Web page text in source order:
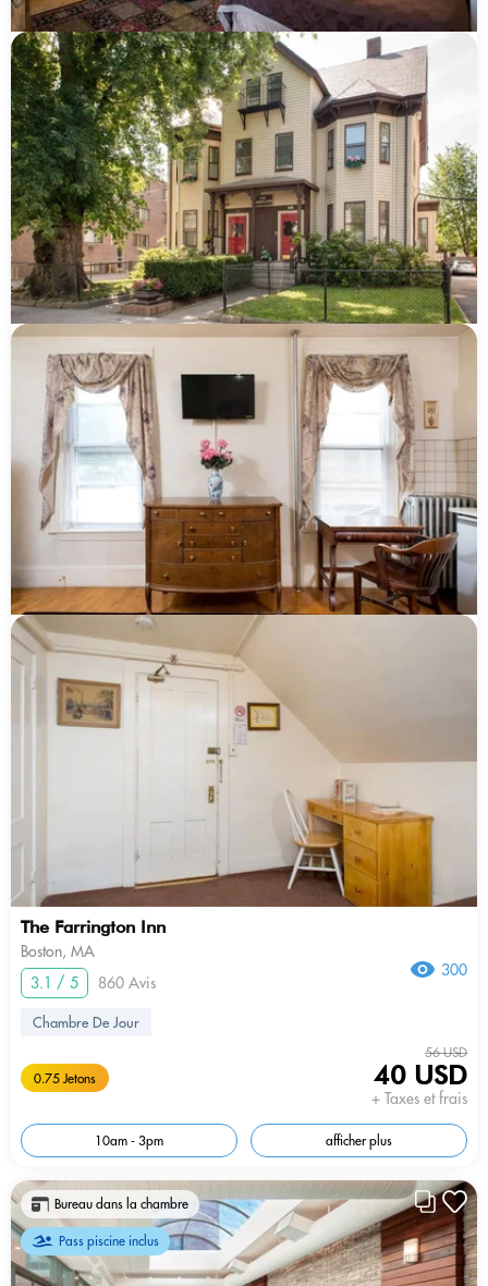
The Farrington Inn
Boston, MA
3.1 / 5
860 Avis
300
Chambre De Jour
0.75 Jetons
56 USD
40 USD
+ Taxes et frais
10am - 3pm afficher plus
Bureau dans la chambre
Pass piscine inclus